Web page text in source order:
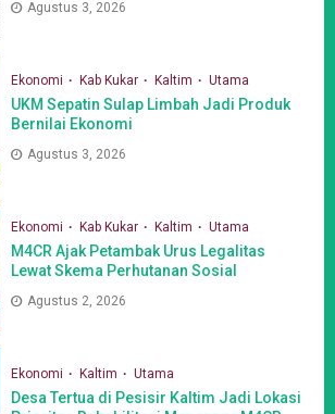
Agustus 3, 2026
Ekonomi Kab Kukar Kaltim Utama
UKM Sepatin Sulap Limbah Jadi Produk
Bernilai Ekonomi
Agustus 3, 2026
Ekonomi Kab Kukar Kaltim Utama
M4CR Ajak Petambak Urus Legalitas
Lewat Skema Perhutanan Sosial
Agustus 2, 2026
Ekonomi Kaltim Utama
Desa Tertua di Pesisir Kaltim Jadi Lokasi